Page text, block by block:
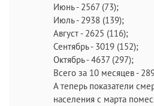
Июнь - 2567 (73);
Июль - 2938 (139);
Август - 2625 (116);
Сентябрь - 3019 (152);
Октябрь - 4637 (297);
Всего за 10 месяцев -
А теперь показатели
населения с марта